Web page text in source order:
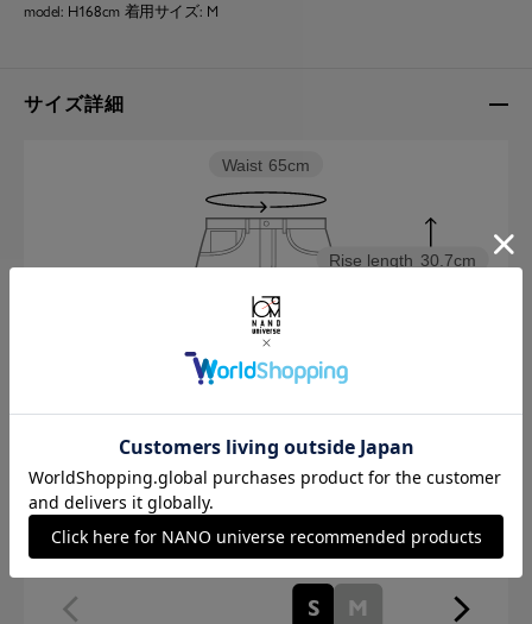
model: H168cm 着用サイズ: M
サイズ詳細
Rise length 30.7cm
Thickness of thigh 37cm
Waist 65cm
S M